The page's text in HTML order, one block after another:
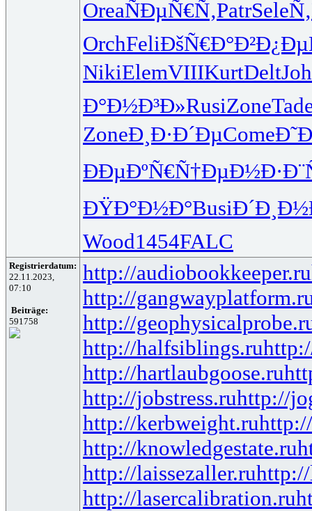
OreaÑÐµÑ€Ñ‚PatrSele
OrchFeliÐšÑ€Ð°Ð²
NikiElemVIIIKurtDelt
Ð°Ð½Ð³Ð»RusiZone
ZoneÐ¸Ð·Ð´ÐµCome
ÐÐµÐºÑ€Ñ†ÐµÐ½Ð·
ÐŸÐ°Ð½Ð°Busi
Wood1454FALC
Registrierdatum:
22.11.2023,
07:10
Beiträge:
591758
http://audiobookkeeper.ru
http://
http://
http://halfsiblings.ru
http://hartlaubgoose.ru
http://jobstress.ruhttp://
http://kerbweight.ru
http://knowledgestate.ru
http://laissezaller.ru
http://lasercalibration.ru